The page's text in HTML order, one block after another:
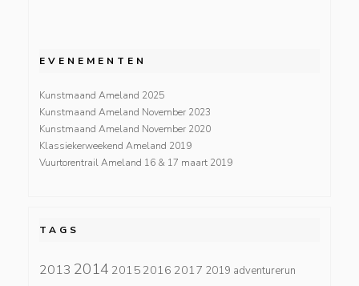
EVENEMENTEN
Kunstmaand Ameland 2025
Kunstmaand Ameland November 2023
Kunstmaand Ameland November 2020
Klassiekerweekend Ameland 2019
Vuurtorentrail Ameland 16 & 17 maart 2019
TAGS
2013 2014 2015 2016 2017 2019 adventurerun